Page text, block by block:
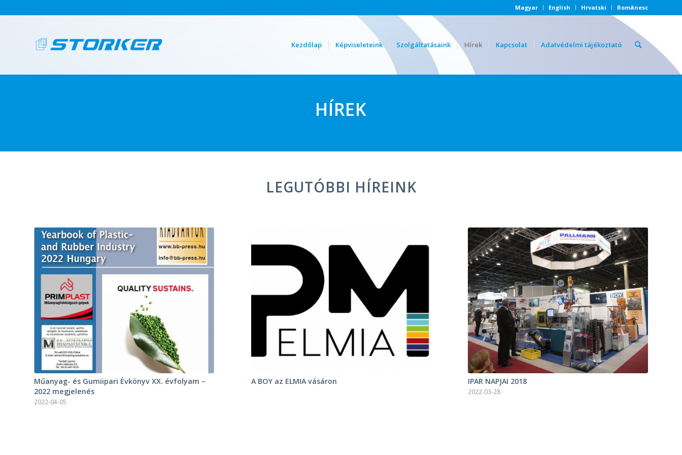
Magyar English Hrvatski Românesc
Kezdőlap Képviseleteink Szolgáltatásaink Hírek Kapcsolat Adatvédelmi tájékoztató
HÍREK
LEGUTÓBBI HÍREINK
Műanyag- és Gumiipari Évkönyv XX. évfolyam –
2022 megjelenés
2022-04-05
A BOY az ELMIA vásáron IPAR NAPJAI 2018
2022-03-28